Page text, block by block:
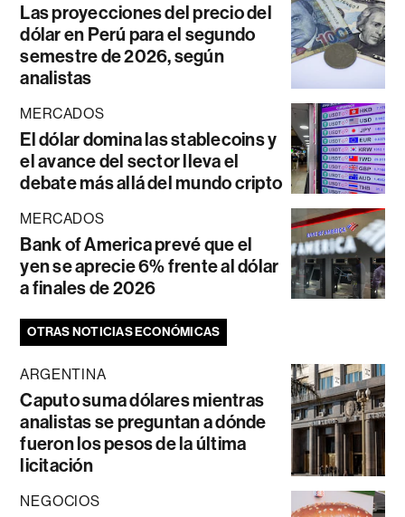
Las proyecciones del precio del
dólar en Perú para el segundo
semestre de 2026, según
analistas
MERCADOS
El dólar domina las stablecoins y
el avance del sector lleva el
debate más allá del mundo cripto
MERCADOS
Bank of America prevé que el
yen se aprecie 6% frente al dólar
a finales de 2026
OTRAS NOTICIAS ECONÓMICAS
ARGENTINA
Caputo suma dólares mientras
analistas se preguntan a dónde
fueron los pesos de la última
licitación
NEGOCIOS